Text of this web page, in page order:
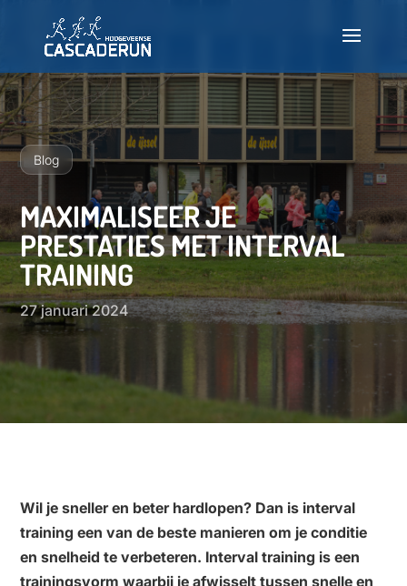
Blog
MAXIMALISEER JE
PRESTATIES MET INTERVAL
TRAINING
27 januari 2024
Wil je sneller en beter hardlopen? Dan is interval
training een van de beste manieren om je conditie
en snelheid te verbeteren. Interval training is een
trainingsvorm waarbij je afwisselt tussen snelle en
Deelnemen
Info
Nieuws
Testlopen
Veelgestelde vragen